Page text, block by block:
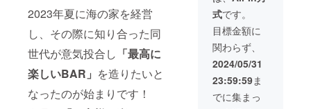
2023年夏に海の家を経営
し、その際に知り合った同
世代が意気投合し 「最高に
楽しいBAR」 を造りたいと
なったのが始まりです！
パン・
焼酎・
ウイス
キー・
日本酒
のハー
フボト
ル）
「ご希
望のお
式です。
目標金額に
関わらず、
2024/05/31
23:59:59ま
でに集まっ